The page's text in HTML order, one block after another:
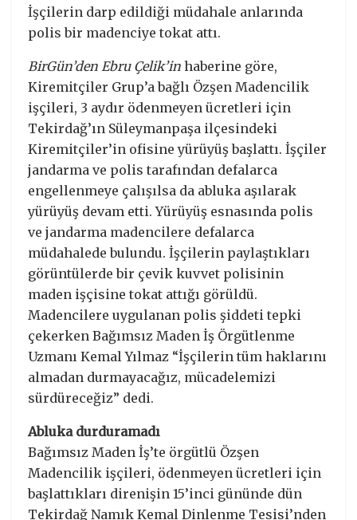
İşçilerin darp edildiği müdahale anlarında
polis bir madenciye tokat attı.
BirGün’den Ebru Çelik’in haberine göre,
Kiremitçiler Grup’a bağlı Özşen Madencilik
işçileri, 3 aydır ödenmeyen ücretleri için
Tekirdağ’ın Süleymanpaşa ilçesindeki
Kiremitçiler’in ofisine yürüyüş başlattı. İşçiler
jandarma ve polis tarafından defalarca
engellenmeye çalışılsa da abluka aşılarak
yürüyüş devam etti. Yürüyüş esnasında polis
ve jandarma madencilere defalarca
müdahalede bulundu. İşçilerin paylaştıkları
görüntülerde bir çevik kuvvet polisinin
maden işçisine tokat attığı görüldü.
Madencilere uygulanan polis şiddeti tepki
çekerken Bağımsız Maden İş Örgütlenme
Uzmanı Kemal Yılmaz “İşçilerin tüm haklarını
almadan durmayacağız, mücadelemizi
sürdüreceğiz” dedi.
Abluka durduramadı
Bağımsız Maden İş’te örgütlü Özşen
Madencilik işçileri, ödenmeyen ücretleri için
başlattıkları direnişin 15’inci gününde dün
Tekirdağ Namık Kemal Dinlenme Tesisi’nden